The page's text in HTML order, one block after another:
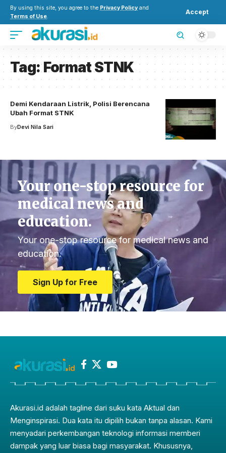
By using this site, you agree to the Privacy Policy and
Terms of Use.
Accept
Tag:Format STNK
Demi Kendaraan Listrik, Polisi Berencana
Ubah Format STNK
ByDevi Nila Sari
Your one-stop resource for
medical news and
education.
Your one-stop resource for medical news and
education.
Sign Up for Free
Akurasi.id adalah tagline dari suku kata Aktual dan
Menginspirasi. Dua kata itu dipilih bukan tanpa alasan. Kami
menyadari perkembangan teknologi informasi memberi
dampak yang luar biasa bagi masyarakat. Khususnya,